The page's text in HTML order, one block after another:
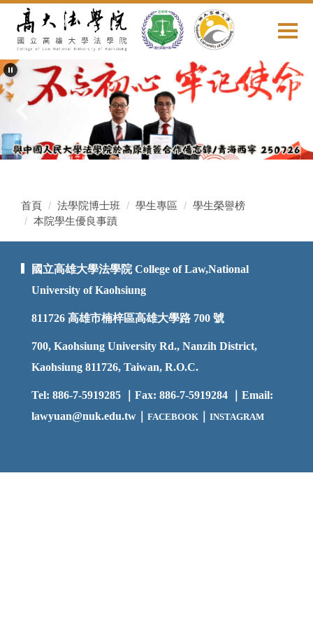
要
內
容
區
首頁 法學院博士班 學生專區
學生榮譽榜
本院學生優良事蹟
國立高雄大學法學院 College of Law,National
University of Kaohsiung
811726 高雄市楠梓區高雄大學路 700 號
700, Kaohsiung University Rd., Nanzih District,
Kaohsiung 811726, Taiwan, R.O.C.
Tel: 886-7-5919285 ｜Fax: 886-7-5919284 ｜Email:
lawyuan@nuk.edu.tw｜ FACEBOOK INSTAGRAM